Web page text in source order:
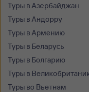
Туры в Азербайджан
Туры в Андорру
Туры в Армению
Туры в Беларусь
Туры в Болгарию
Туры в
Туры во Вьетнам